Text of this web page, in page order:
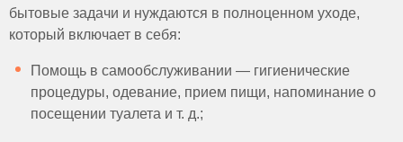
бытовые задачи и нуждаются в полноценном уходе,
который включает в себя:
Помощь в самообслуживании — гигиенические
процедуры, одевание, прием пищи, напоминание о
посещении туалета и т. д.;